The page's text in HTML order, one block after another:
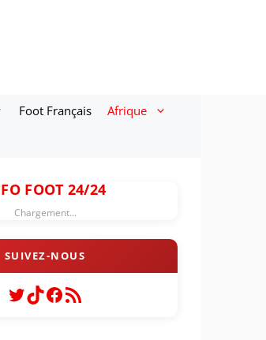
Foot Français Afrique
FOOT 24/24
Chargement...
Twitter
TikTok
Facebook
Flux RSS